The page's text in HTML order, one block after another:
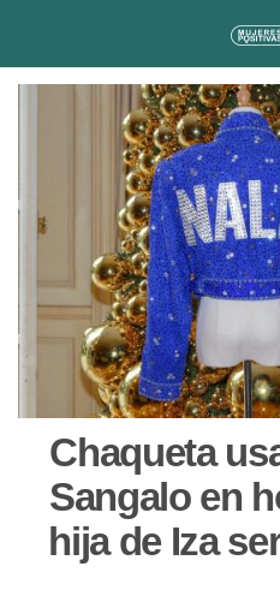
Chaqueta
Sangalo en
hija de Iza